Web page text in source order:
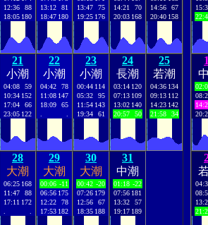
12:36
88
18:05 180
13:12
81
18:47 180
13:47
75
19:25 176
14:21
70
20:03 168
14:56
67
20:40 158
21
小潮
04:08
59
10:34 152
17:04
66
23:05 122
22
小潮
04:42
78
11:08 147
18:09
65
23
小潮
00:44 114
05:32
95
11:54 143
19:34
61
24
長潮
03:14 120
07:13 109
13:02 140
20:57
50
25
若潮
04:36 134
09:13 112
14:23 142
21:58
34
28
大潮
06:25 168
11:47
88
17:11 172
29
大潮
00:06 -11
06:56 175
12:22
78
17:53 182
30
大潮
00:42 -20
07:26 179
12:56
67
18:35 188
31
中潮
01:18 -22
07:56 181
13:32
57
19:17 189